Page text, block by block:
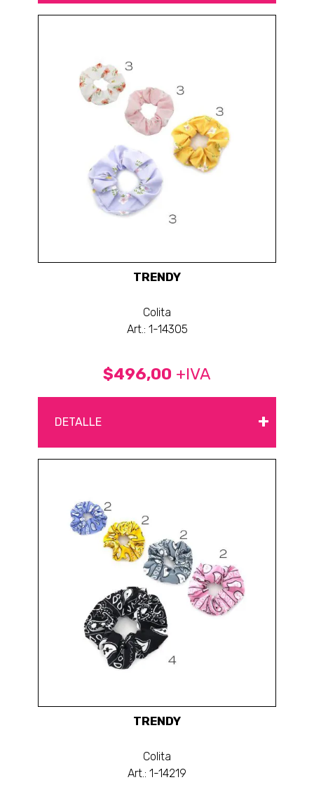
TRENDY
Colita
Art.: 1-14305
$496,00 +IVA
DETALLE +
TRENDY
Colita
Art.: 1-14219